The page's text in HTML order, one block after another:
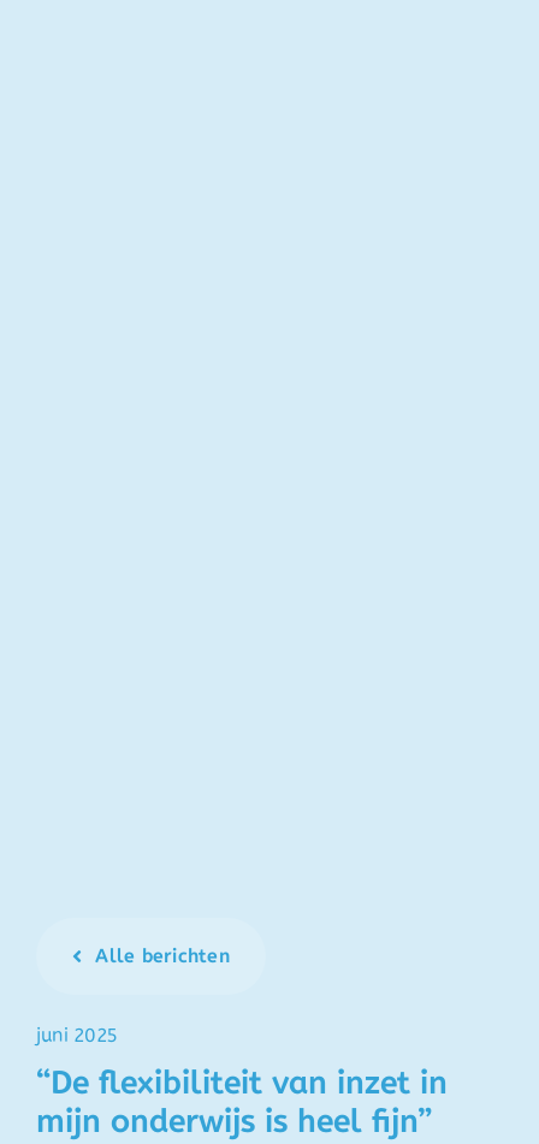
Alle berichten
juni 2025
“De flexibiliteit van inzet in
mijn onderwijs is heel fijn”